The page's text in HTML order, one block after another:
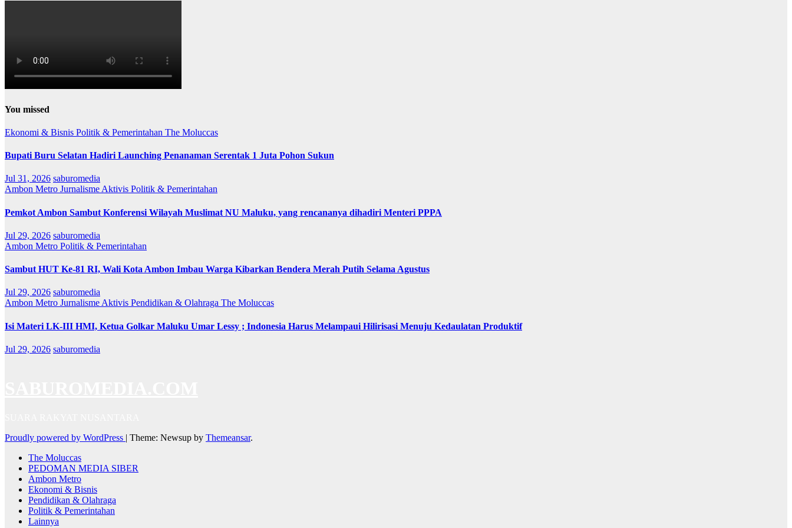
You missed
Ekonomi & Bisnis Politik & Pemerintahan The Moluccas
Bupati Buru Selatan Hadiri Launching Penanaman Serentak 1 Juta Pohon Sukun
Jul 31, 2026 saburomedia
Ambon Metro Jurnalisme Aktivis Politik & Pemerintahan
Pemkot Ambon Sambut Konferensi Wilayah Muslimat NU Maluku, yang rencananya dihadiri Menteri PPPA
Jul 29, 2026 saburomedia
Ambon Metro Politik & Pemerintahan
Sambut HUT Ke-81 RI, Wali Kota Ambon Imbau Warga Kibarkan Bendera Merah Putih Selama Agustus
Jul 29, 2026 saburomedia
Ambon Metro Jurnalisme Aktivis Pendidikan & Olahraga The Moluccas
Isi Materi LK-III HMI, Ketua Golkar Maluku Umar Lessy ; Indonesia Harus Melampaui Hilirisasi Menuju Kedaulatan Produktif
Jul 29, 2026 saburomedia
Proudly powered by WordPress | Theme: Newsup by Themeansar.
The Moluccas
PEDOMAN MEDIA SIBER
Ambon Metro
Ekonomi & Bisnis
Pendidikan & Olahraga
Politik & Pemerintahan
Lainnya